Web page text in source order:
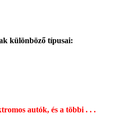
különböző típusai:
autók, és a többi . . .